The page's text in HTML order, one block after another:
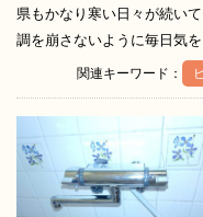
県もかなり寒い日々が続い
調を崩さないように毎日気
関連キーワード：